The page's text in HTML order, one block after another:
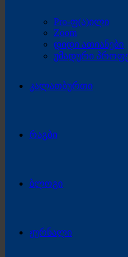
Pro-ფ(ა)ილი
Zoom
დიდი ათიანები
უმადური
კალათბურთი
რაგბი
ბლოგი
ჟურნალი